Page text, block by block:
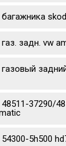
задн. vw
37290/
5h500